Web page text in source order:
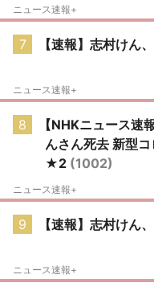
ニュース速報+
7 【速報】志村けん
ニュース速報+
8
【NHKニュース
んさん死去 新型
★2 (1002)
ニュース速報+
9 【速報】志村けん
ニュース速報+